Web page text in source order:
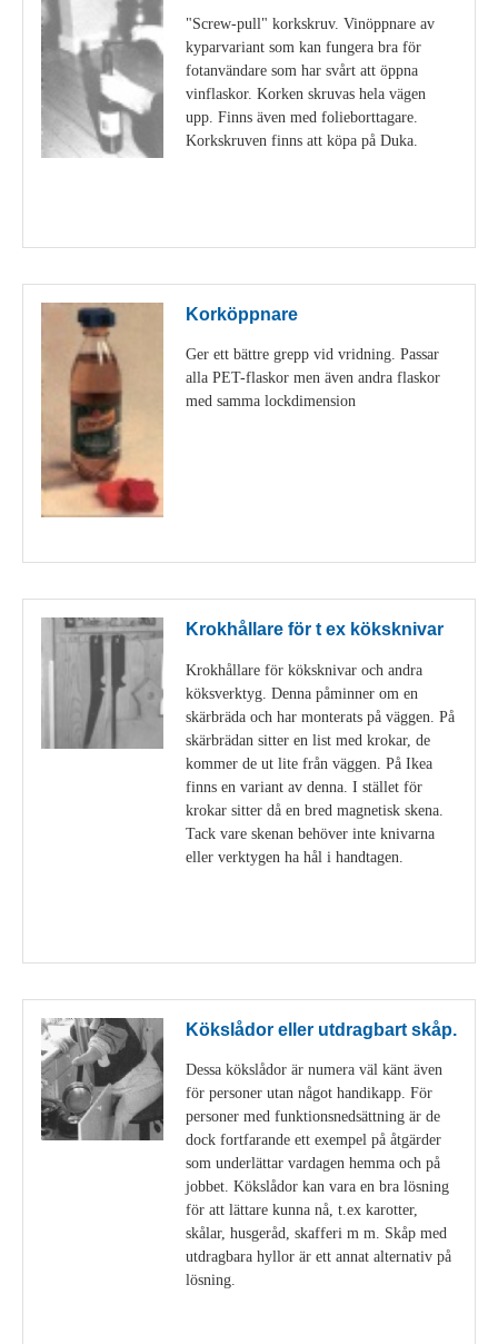
"Screw-pull" korkskruv. Vinöppnare av
kyparvariant som kan fungera bra för
fotanvändare som har svårt att öppna
vinflaskor. Korken skruvas hela vägen
upp. Finns även med folieborttagare.
Korkskruven finns att köpa på Duka.
Korköppnare
Ger ett bättre grepp vid vridning. Passar
alla PET-flaskor men även andra flaskor
med samma lockdimension
Krokhållare för t ex köksknivar
Krokhållare för köksknivar och andra
köksverktyg. Denna påminner om en
skärbräda och har monterats på väggen. På
skärbrädan sitter en list med krokar, de
kommer de ut lite från väggen. På Ikea
finns en variant av denna. I stället för
krokar sitter då en bred magnetisk skena.
Tack vare skenan behöver inte knivarna
eller verktygen ha hål i handtagen.
Kökslådor eller utdragbart skåp.
Dessa kökslådor är numera väl känt även
för personer utan något handikapp. För
personer med funktionsnedsättning är de
dock fortfarande ett exempel på åtgärder
som underlättar vardagen hemma och på
jobbet. Kökslådor kan vara en bra lösning
för att lättare kunna nå, t.ex karotter,
skålar, husgeråd, skafferi m m. Skåp med
utdragbara hyllor är ett annat alternativ på
lösning.